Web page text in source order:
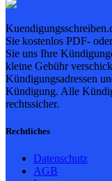
Sie kostenlos PDF-
Sie uns Ihre
kleine Gebühr
Kündigungsadressen
Kündigung. Alle
rechtssicher.
Rechtliches
Datenschutz
AGB